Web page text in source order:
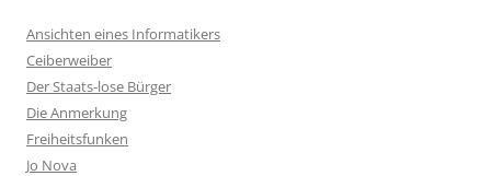
Ansichten eines Informatikers
Ceiberweiber
Der Staats-lose Bürger
Die Anmerkung
Freiheitsfunken
Jo Nova